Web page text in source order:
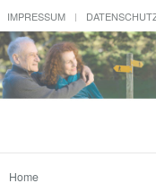
IMPRESSUM
Home